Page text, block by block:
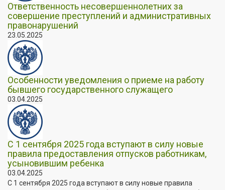
Ответственность несовершеннолетних за
совершение преступлений и административных
правонарушений
23.05.2025
Особенности уведомления о приеме на работу
бывшего государственного служащего
03.04.2025
С 1 сентября 2025 года вступают в силу новые
правила предоставления отпусков работникам,
усыновившим ребенка
03.04.2025
С 1 сентября 2025 года вступают в силу новые правила